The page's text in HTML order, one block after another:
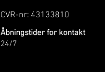
Åbningstider for kontakt
24/7
CVR-nr: 43133810